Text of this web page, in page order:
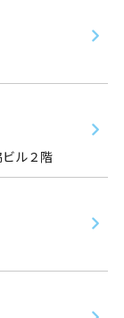
ル２階